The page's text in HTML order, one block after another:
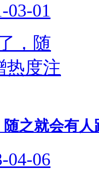
03-01
之就会有
04-06